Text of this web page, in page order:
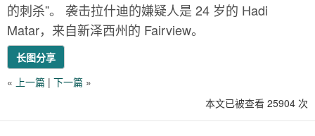
的刺杀”。 袭击拉什迪的嫌疑人是 24 岁的 Hadi
Matar，来自新泽西州的 Fairview。
长图分享
« 上一篇 | 下一篇 »
本文已被查看 25904 次